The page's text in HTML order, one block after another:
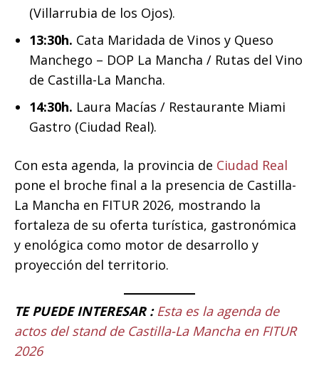
(Villarrubia de los Ojos).
13:30h. Cata Maridada de Vinos y Queso
Manchego – DOP La Mancha / Rutas del Vino
de Castilla-La Mancha.
14:30h. Laura Macías / Restaurante Miami
Gastro (Ciudad Real).
Con esta agenda, la provincia de Ciudad Real
pone el broche final a la presencia de Castilla-
La Mancha en FITUR 2026, mostrando la
fortaleza de su oferta turística, gastronómica
y enológica como motor de desarrollo y
proyección del territorio.
TE PUEDE INTERESAR : Esta es la agenda de
actos del stand de Castilla-La Mancha en FITUR
2026